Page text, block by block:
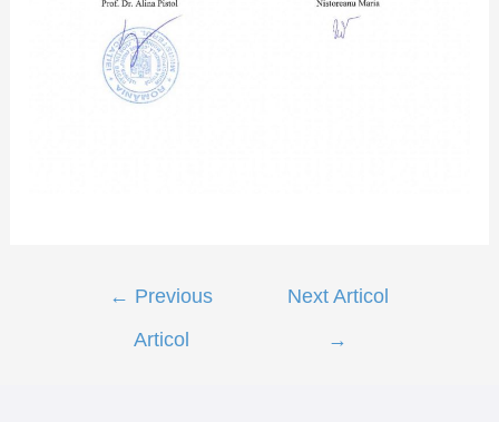
Navigare
← Previous
Articol
Next Articol
→